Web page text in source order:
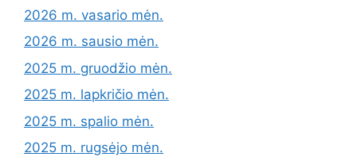
2026 m. vasario mėn.
2026 m. sausio mėn.
2025 m. gruodžio mėn.
2025 m. lapkričio mėn.
2025 m. spalio mėn.
2025 m. rugsėjo mėn.